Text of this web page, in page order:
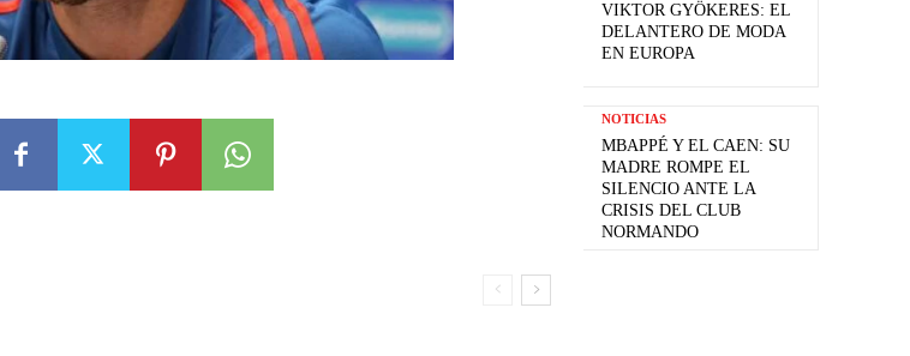
VIKTOR GYÖKERES: EL
DELANTERO DE MODA
EN EUROPA
NOTICIAS
MBAPPÉ Y EL CAEN: SU
MADRE ROMPE EL
SILENCIO ANTE LA
CRISIS DEL CLUB
NORMANDO